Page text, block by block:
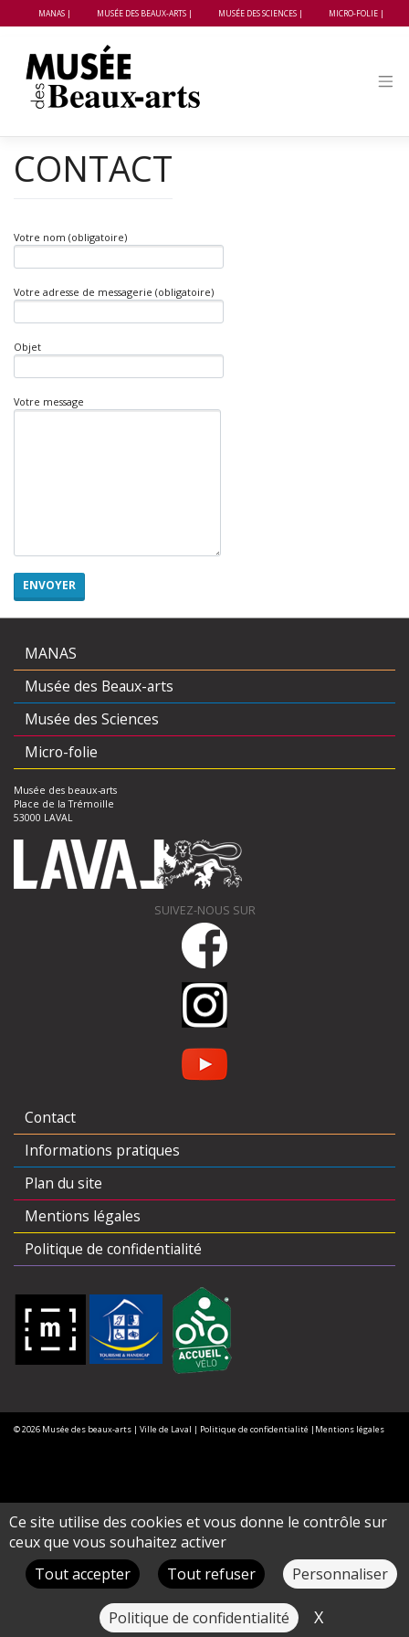
MANAS MUSÉE DES BEAUX-ARTS MUSÉE DES SCIENCES MICRO-FOLIE
CONTACT
Votre nom (obligatoire)
Votre adresse de messagerie (obligatoire)
Objet
Votre message
MANAS
Musée des Beaux-arts
Musée des Sciences
Micro-folie
Musée des beaux-arts
Place de la Trémoille
53000 LAVAL
SUIVEZ-NOUS SUR
Contact
Informations pratiques
Plan du site
Mentions légales
Politique de confidentialité
© 2026 Musée des beaux-arts | Ville de Laval | Politique de confidentialité | Mentions légales
Panneau de gestion des cookies
Ce site utilise des cookies et vous donne le contrôle sur
ceux que vous souhaitez activer
Tout accepter
Tout refuser Personnaliser
Politique de confidentialité XMasquer